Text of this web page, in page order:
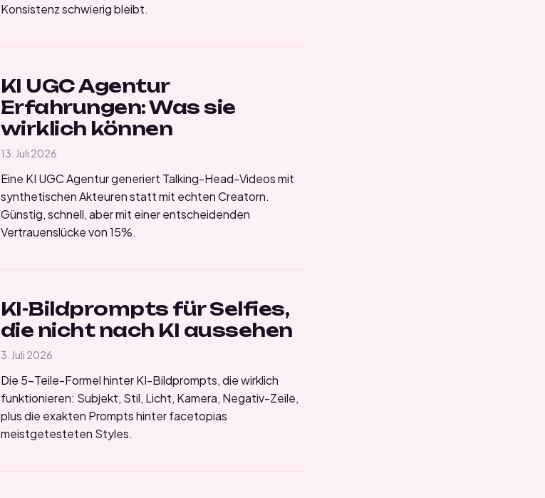
Konsistenz schwierig bleibt.
KI UGC Agentur
Erfahrungen: Was sie
wirklich können
13. Juli 2026
Eine KI UGC Agentur generiert Talking-Head-Videos mit
synthetischen Akteuren statt mit echten Creatorn.
Günstig, schnell, aber mit einer entscheidenden
Vertrauenslücke von 15%.
KI-Bildprompts für Selfies,
die nicht nach KI aussehen
3. Juli 2026
Die 5-Teile-Formel hinter KI-Bildprompts, die wirklich
funktionieren: Subjekt, Stil, Licht, Kamera, Negativ-Zeile,
plus die exakten Prompts hinter facetopias
meistgetesteten Styles.